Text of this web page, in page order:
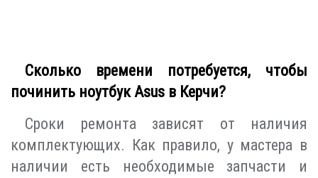
Сколько времени потребуется, чтобы
починить ноутбук Asus в Керчи?
Сроки ремонта зависят от наличия
комплектующих. Как правило, у мастера в
наличии есть необходимые запчасти и